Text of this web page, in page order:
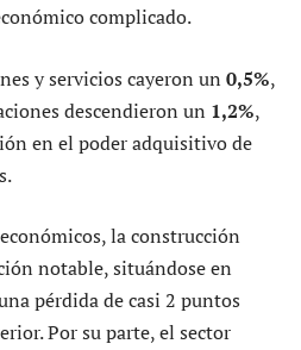
complicado.
y servicios cayeron un 0,5%,
descendieron un 1,2%,
en el poder adquisitivo de
la construcción
notable, situándose en
pérdida de casi 2 puntos
Por su parte, el sector